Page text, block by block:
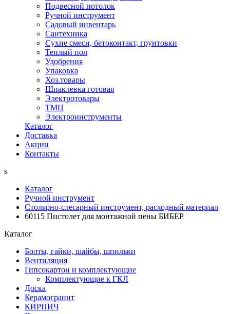
Подвесной потолок
Ручной инструмент
Садовый инвентарь
Сантехника
Сухие смеси, бетоконтакт, грунтовки
Теплый пол
Удобрения
Упаковка
Хоз.товары
Шпаклевка готовая
Электротовары
ТМЦ
Электроинструменты
Каталог
Доставка
Акции
Контакты
s
Каталог
Ручной инструмент
Столярно-слесарный инструмент, расходный материал
60115 Пистолет для монтажной пены БИБЕР
Каталог
Болты, гайки, шайбы, шпильки
Вентиляция
Гипсокартон и комплектующие
Комплектующие к ГКЛ
Доска
Керамогранит
КИРПИЧ